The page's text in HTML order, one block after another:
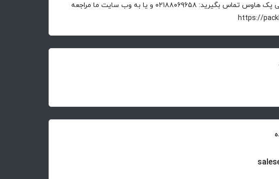
بخش شیمیایی پک هاوس تماس بگیرید: ۰۲۱۸۸۰۶۹۶۵۸ و یا به وب سایت ما مراجعه